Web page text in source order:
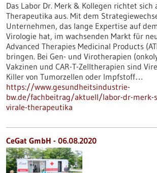
Das Labor Dr. Merk & Kollegen richtet sich
Therapeutika aus. Mit dem
Unternehmen, das lange Expertise auf
Virologie hat, im wachsenden Markt für
Advanced Therapies Medicinal Products
bringen. Bei Gen- und Virotherapien
Vakzinen und CAR-T-Zelltherapien sind
Killer von Tumorzellen oder Impfstoff…
https://www.gesundheitsindustrie-
bw.de/fachbeitrag/aktuell/labor-dr-merk-
virale-therapeutika
CeGat GmbH - 06.08.2020